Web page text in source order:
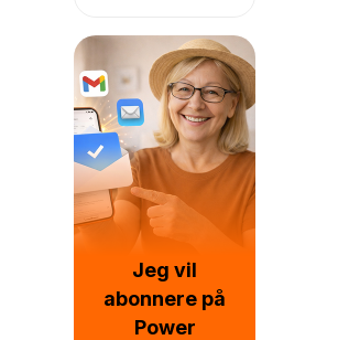
Jeg vil
abonnere på
Power